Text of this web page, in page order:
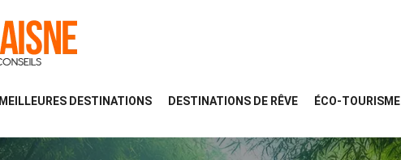
MEILLEURES DESTINATIONS DESTINATIONS DE RÊVE ÉCO-TOURISME